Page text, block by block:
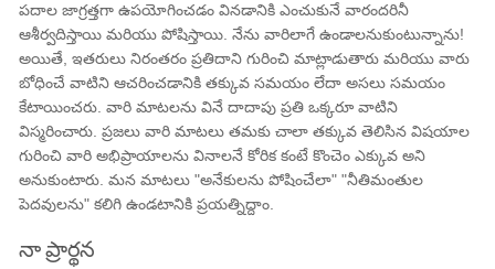
పదాల జాగ్రత్తగా ఉపయోగించడం వినడానికి ఎంచుకునే వారందరినీ
ఆశీర్వదిస్తాయి మరియు పోషిస్తాయి. నేను వారిలాగే ఉండాలనుకుంటున్నాను!
అయితే, ఇతరులు నిరంతరం ప్రతిదాని గురించి మాట్లాడుతారు మరియు వారు
బోధించే వాటిని ఆచరించడానికి తక్కువ సమయం లేదా అసలు సమయం
కేటాయించరు. వారి మాటలను వినే దాదాపు ప్రతి ఒక్కరూ వాటిని
విస్మరించారు. ప్రజలు వారి మాటలు తమకు చాలా తక్కువ తెలిసిన విషయాల
గురించి వారి అభిప్రాయాలను వినాలనే కోరిక కంటే కొంచెం ఎక్కువ అని
అనుకుంటారు. మన మాటలు "అనేకులను పోషించేలా" "నీతిమంతుల
పెదవులను" కలిగి ఉండటానికి ప్రయత్నిద్దాం.
నా ప్రార్థన